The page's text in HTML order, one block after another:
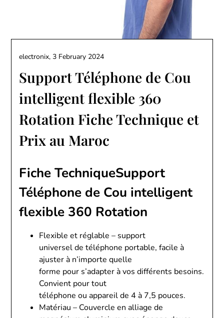
Support Téléphone de Cou
intelligent flexible 360
Rotation Fiche Technique et
Prix au Maroc
electronix,3 February 2024
Fiche TechniqueSupport
Téléphone de Cou intelligent
flexible 360 Rotation
Flexible et réglable – support
universel de téléphone portable, facile à
ajuster à n’importe quelle
forme pour s’adapter à vos différents besoins.
Convient pour tout
téléphone ou appareil de 4 à 7,5 pouces.
Matériau – Couvercle en alliage de